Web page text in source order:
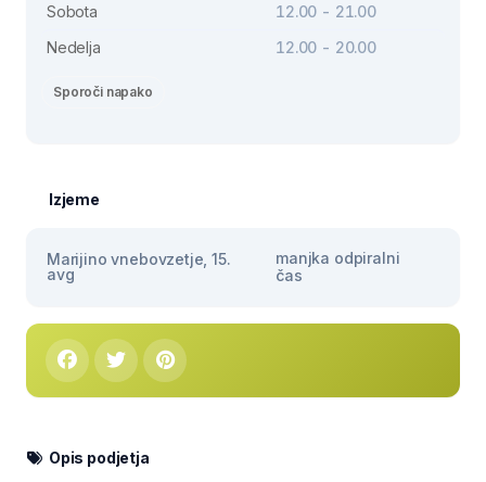
Sobota
12.00 - 21.00
Nedelja
12.00 - 20.00
Sporoči napako
Izjeme
Marijino vnebovzetje, 15.
avg
manjka odpiralni
čas
Opis podjetja